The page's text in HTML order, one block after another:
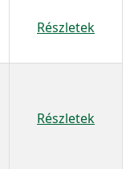
Részletek
Részletek